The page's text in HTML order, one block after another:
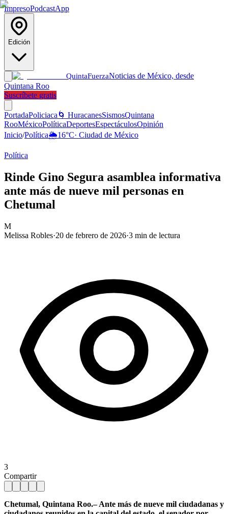
ImpresoPodcastApp
Edición
QuintaFuerzaNoticias de México, desde
Quintana Roo
Suscríbete gratis
PortadaPoliciaca 🌀 HuracanesSismosQuintana
RooMéxicoPolíticaDeportesEspectáculosOpinión
Inicio/Política🌦️16°C· Ciudad de México
Política
Rinde Gino Segura asamblea informativa
ante más de nueve mil personas en
Chetumal
M
Melissa Robles·20 de febrero de 2026·3 min de lectura
3
Compartir
Chetumal, Quintana Roo.– Ante más de nueve mil ciudadanas y